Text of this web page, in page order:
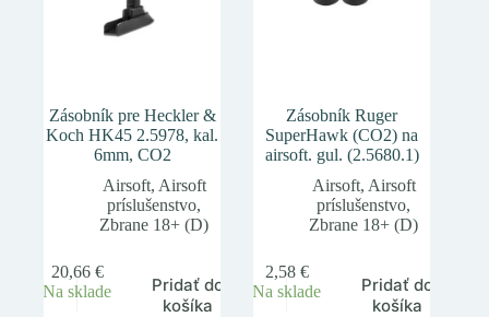
Zásobník pre Heckler &
Koch HK45 2.5978, kal.
6mm, CO2
Airsoft, Airsoft
príslušenstvo,
Zbrane 18+ (D)
20,66 €
Na sklade
Pridať do
košíka
Zásobník Ruger
SuperHawk (CO2) na
airsoft. gul. (2.5680.1)
Airsoft, Airsoft
príslušenstvo,
Zbrane 18+ (D)
2,58 €
Na sklade
Pridať do
košíka